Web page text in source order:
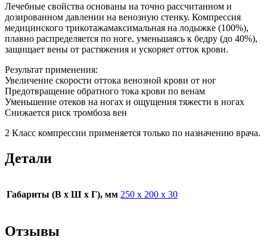
Лечебные свойства основаны на точно рассчитанном и
дозированном давлении на венозную стенку. Компрессия
медицинского трикотажамаксимальная на лодыжке (100%),
плавно распределяется по ноге, уменьшаясь к бедру (до 40%),
защищает вены от растяжения и ускоряет отток крови.
Результат применения:
Увеличение скорости оттока венозной крови от ног
Предотвращение обратного тока крови по венам
Уменьшение отеков на ногах и ощущения тяжести в ногах
Снижается риск тромбоза вен
2 Класс компрессии применяется только по назначению врача.
Детали
Габариты (В х Ш х Г), мм 250 х 200 х 30
Отзывы